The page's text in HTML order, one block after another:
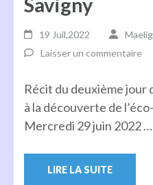
19 Juil,2022
Laisser un commentaire
Récit du deuxième jour
à la découverte de
Mercredi 29 juin 2022 …
LIRE LA SUITE